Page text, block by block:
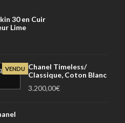
30 en Cuir
Lime
VENDU
Chanel Timeless/
Classique, Coton Blanc
3.200,00€